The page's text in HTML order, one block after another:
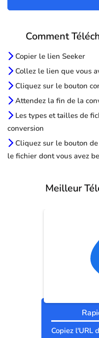
Comment
Copier le lien Seeker
Collez le lien que vous
Cliquez sur le bouton
Attendez la fin de la
Les types et tailles de
conversion
Cliquez sur le bouton
le fichier dont vous avez
Meilleur
Copiez l'URL